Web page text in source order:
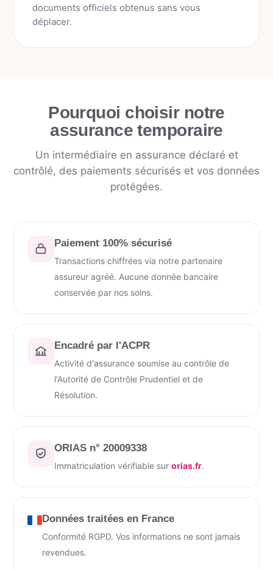
documents officiels obtenus sans vous
déplacer.
Pourquoi choisir notre
assurance temporaire
Un intermédiaire en assurance déclaré et
contrôlé, des paiements sécurisés et vos données
protégées.
Paiement 100% sécurisé
Transactions chiffrées via notre partenaire
assureur agréé. Aucune donnée bancaire
conservée par nos soins.
Encadré par l'ACPR
Activité d'assurance soumise au contrôle de
l'Autorité de Contrôle Prudentiel et de
Résolution.
ORIAS n° 20009338
Immatriculation vérifiable sur orias.fr.
Données traitées en France
Conformité RGPD. Vos informations ne sont jamais
revendues.